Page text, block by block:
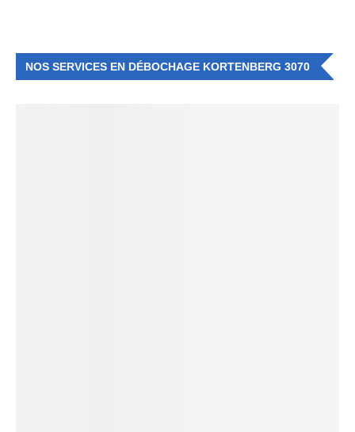
NOS SERVICES EN DÉBOCHAGE KORTENBERG 3070